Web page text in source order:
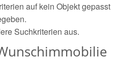
auf kein Objekt gepasst
Suchkriterien aus.